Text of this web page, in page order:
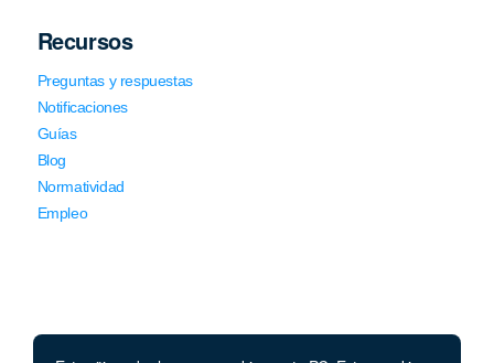
Recursos
Preguntas y respuestas
Notificaciones
Guías
Blog
Normatividad
Empleo